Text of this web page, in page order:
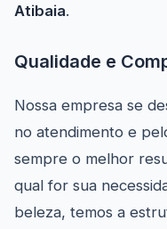
Atibaia.
Qualidade e
Nossa empresa se
no atendimento e
sempre o melhor
qual for sua
beleza, temos a